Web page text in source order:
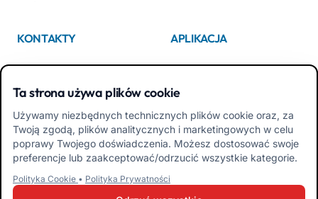
KONTAKTY
Kim jesteśmy
Contattaci
Tel +39 02 84152514
APLIKACJA
App Store
Google Play
Pobierz APK Aplikacja dla
Rodzin
Pobierz APK Aplikacja dla
Ta strona używa plików cookie
Używamy niezbędnych technicznych plików cookie oraz, za
Twoją zgodą, plików analitycznych i marketingowych w celu
poprawy Twojego doświadczenia. Możesz dostosować swoje
preferencje lub zaakceptować/odrzucić wszystkie kategorie.
Polityka Cookie • Polityka Prywatności